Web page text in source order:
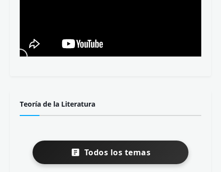
Teoría de la Literatura
Todos los temas